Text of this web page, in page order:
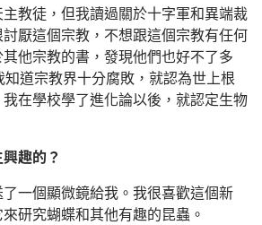
教徒，但我讀過關於十字軍和異端裁
厭這個宗教，不想跟這個宗教有任何
他宗教的書，發現他們也好不了多
道宗教界十分腐敗，就認為世上根
在學校學了進化論以後，就認定生物
趣的？
一個顯微鏡給我。我很喜歡這個新
來研究蝴蝶和其他有趣的昆蟲。